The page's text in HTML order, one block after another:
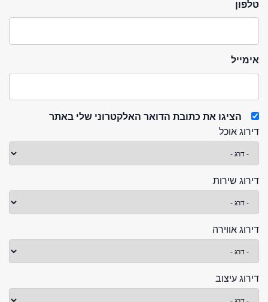
טלפון
אימייל
הציגו את כתובת הדואר האלקטרוני שלי באתר
דירוג אוכל
דירוג שירות
דירוג אווירה
דירוג עיצוב